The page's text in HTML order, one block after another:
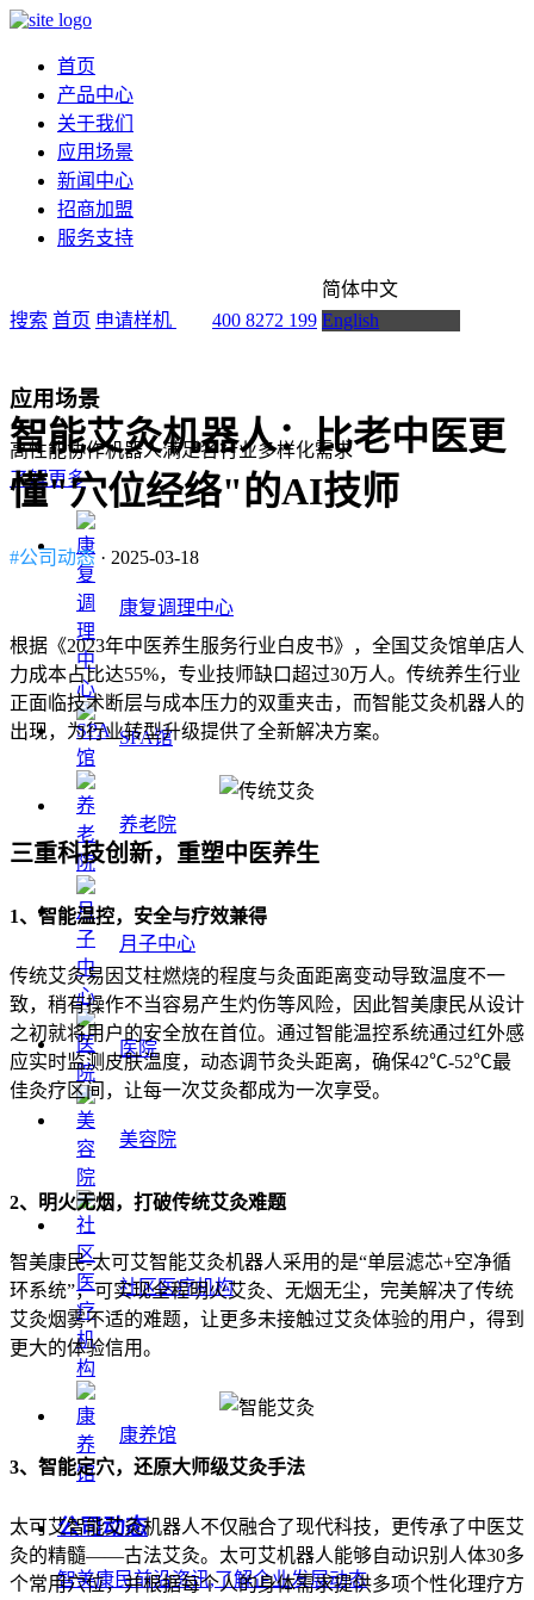
首页
产品中心
关于我们
应用场景
新闻中心
招商加盟
服务支持
搜索 首页 申请样机 400 8272 199
简体中文
English
应用场景
高性能协作机器人满足各行业多样化需求
了解更多
康复调理中心
SPA馆
养老院
月子中心
医院
美容院
社区医疗机构
康养馆
公司动态
智美康民前沿资讯,了解企业发展动态
智能艾灸机器人：比老中医更
懂"穴位经络"的AI技师
#公司动态 · 2025-03-18
根据《2023年中医养生服务行业白皮书》，全国艾灸馆单店人
力成本占比达55%，专业技师缺口超过30万人。传统养生行业
正面临技术断层与成本压力的双重夹击，而智能艾灸机器人的
出现，为行业转型升级提供了全新解决方案。
三重科技创新，重塑中医养生
1、智能温控，安全与疗效兼得
传统艾灸易因艾柱燃烧的程度与灸面距离变动导致温度不一
致，稍有操作不当容易产生灼伤等风险，因此智美康民从设计
之初就将用户的安全放在首位。通过智能温控系统通过红外感
应实时监测皮肤温度，动态调节灸头距离，确保42℃-52℃最
佳灸疗区间，让每一次艾灸都成为一次享受。
2、明火无烟，打破传统艾灸难题
智美康民-太可艾智能艾灸机器人采用的是“单层滤芯+空净循
环系统”，可实现全程明火艾灸、无烟无尘，完美解决了传统
艾灸烟雾不适的难题，让更多未接触过艾灸体验的用户，得到
更大的体验信用。
3、智能定穴，还原大师级艾灸手法
太可艾智能艾灸机器人不仅融合了现代科技，更传承了中医艾
灸的精髓——古法艾灸。太可艾机器人能够自动识别人体30多
个常用穴位，并根据每个人的身体需求提供多项个性化理疗方